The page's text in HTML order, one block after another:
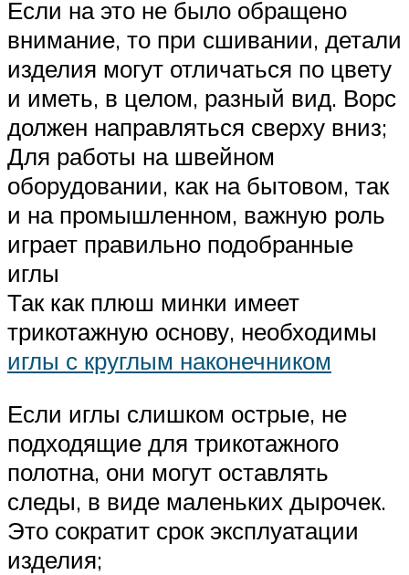
Если на это не было обращено
внимание, то при сшивании, детали
изделия могут отличаться по цвету
и иметь, в целом, разный вид. Ворс
должен направляться сверху вниз;
Для работы на швейном
оборудовании, как на бытовом, так
и на промышленном, важную роль
играет правильно подобранные
иглы
Так как плюш минки имеет
трикотажную основу, необходимы
иглы с круглым наконечником
Если иглы слишком острые, не
подходящие для трикотажного
полотна, они могут оставлять
следы, в виде маленьких дырочек.
Это сократит срок эксплуатации
изделия;